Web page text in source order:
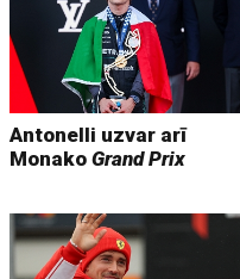
Antonelli uzvar arī
MonakoGrand Prix